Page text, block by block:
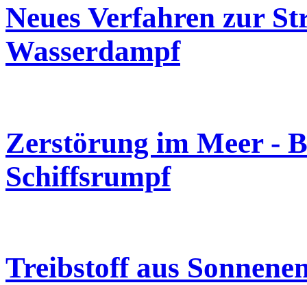
Neues Verfahren zur
Wasserdampf
Zerstörung im Meer -
Schiffsrumpf
Treibstoff aus